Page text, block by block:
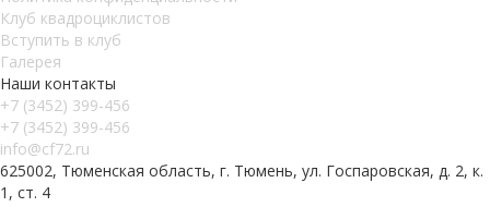
Клуб квадроциклистов
Вступить в клуб
Галерея
Наши контакты
+7 (3452) 399-456
+7 (3452) 399-456
info@cf72.ru
625002, Тюменская область, г. Тюмень, ул. Госпаровская, д. 2, к.
1, ст. 4